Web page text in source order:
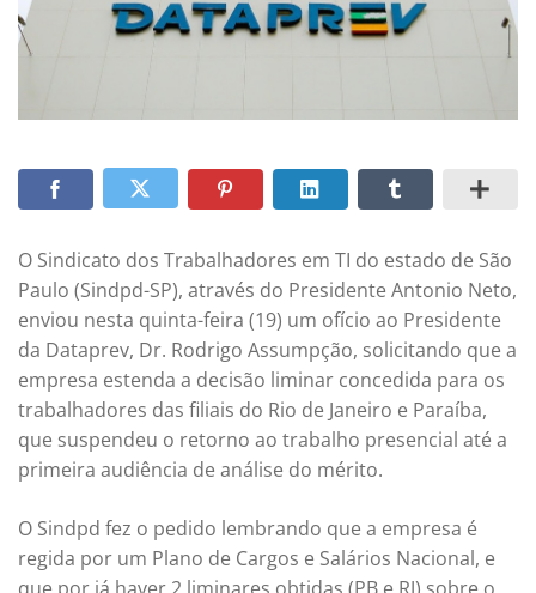
O Sindicato dos Trabalhadores em TI do estado de São
Paulo (Sindpd-SP), através do Presidente Antonio Neto,
enviou nesta quinta-feira (19) um ofício ao Presidente
da Dataprev, Dr. Rodrigo Assumpção, solicitando que a
empresa estenda a decisão liminar concedida para os
trabalhadores das filiais do Rio de Janeiro e Paraíba,
que suspendeu o retorno ao trabalho presencial até a
primeira audiência de análise do mérito.
O Sindpd fez o pedido lembrando que a empresa é
regida por um Plano de Cargos e Salários Nacional, e
que por já haver 2 liminares obtidas (PB e RJ) sobre o